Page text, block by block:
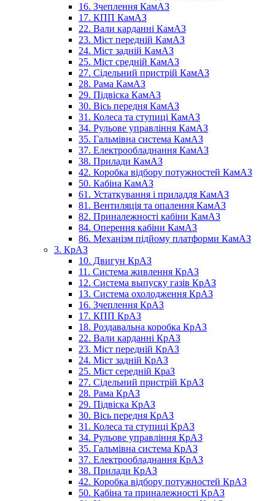
16. Зчеплення КамАЗ
17. КПП КамАЗ
22. Вали карданні КамАЗ
23. Міст передній КамАЗ
24. Міст задній КамАЗ
25. Міст средній КамАЗ
27. Сідельний пристрій КамАЗ
28. Рама КамАЗ
29. Підвіска КамАЗ
30. Вісь передня КамАЗ
31. Колеса та ступиці КамАЗ
34. Рульове управління КамАЗ
35. Гальмівна система КамАЗ
37. Електрообладнання КамАЗ
38. Прилади КамАЗ
42. Коробка відбору потужностей КамАЗ
50. Кабіна КамАЗ
61. Устаткування і приладдя КамАЗ
81. Вентиляція та опалення КамАЗ
82. Приналежності кабіни КамАЗ
84. Оперення кабіни КамАЗ
86. Механізм підйому платформи КамАЗ
3. КрАЗ
10. Двигун КрАЗ
11. Система живлення КрАЗ
12. Система выпуску газів КрАЗ
13. Система охолодження КрАЗ
16. Зчеплення КрАЗ
17. КПП КрАЗ
18. Роздавальна коробка КрАЗ
22. Вали карданні КрАЗ
23. Міст передній КрАЗ
24. Міст задній КрАЗ
25. Міст середній КраЗ
27. Сідельний пристрій КрАЗ
28. Рама КрАЗ
29. Підвіска КрАЗ
30. Вісь передня КрАЗ
31. Колеса та ступиці КрАЗ
34. Рульове управління КрАЗ
35. Гальмівна система КрАЗ
37. Електрообладнання КрАЗ
38. Прилади КрАЗ
42. Коробка відбору потужностей КрАЗ
50. Кабіна та приналежності КрАЗ